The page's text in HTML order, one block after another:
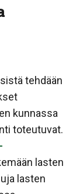
tehdään
kunnassa
toteutuvat.
lasten
lasten